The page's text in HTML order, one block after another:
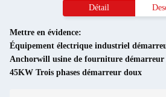
Détail
Mettre en évidence:
Équipement électrique industriel
Anchorwill usine de fourniture démarreur
45KW Trois phases démarreur doux